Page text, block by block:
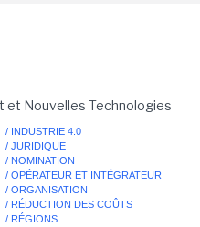
et Nouvelles Technologies
/ INDUSTRIE 4.0
/ JURIDIQUE
/ NOMINATION
/ OPÉRATEUR ET INTÉGRATEUR
/ ORGANISATION
/ RÉDUCTION DES COÛTS
/ RÉGIONS